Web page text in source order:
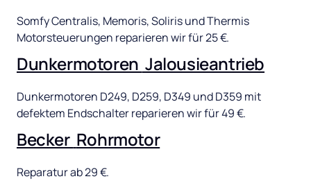
Somfy Centralis, Memoris, Soliris und
Motorsteuerungen reparieren wir für 25 €.
Dunkermotoren Jalousieantrieb
Dunkermotoren D249, D259, D349 und D359
defektem Endschalter reparieren wir für 49 €.
Becker Rohrmotor
Reparatur ab 29 €.